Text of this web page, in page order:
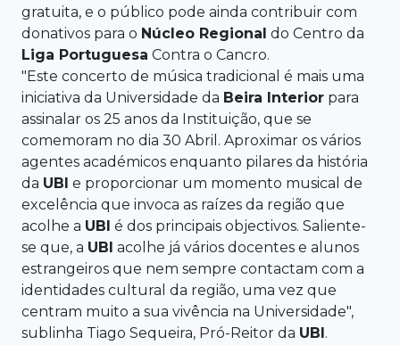
gratuita, e o público pode ainda contribuir com
donativos para o Núcleo Regional do Centro da
Liga Portuguesa Contra o Cancro.
"Este concerto de música tradicional é mais uma
iniciativa da Universidade da Beira Interior para
assinalar os 25 anos da Instituição, que se
comemoram no dia 30 Abril. Aproximar os vários
agentes académicos enquanto pilares da história
da UBI e proporcionar um momento musical de
excelência que invoca as raízes da região que
acolhe a UBI é dos principais objectivos. Saliente-
se que, a UBI acolhe já vários docentes e alunos
estrangeiros que nem sempre contactam com a
identidades cultural da região, uma vez que
centram muito a sua vivência na Universidade",
sublinha Tiago Sequeira, Pró-Reitor da UBI.